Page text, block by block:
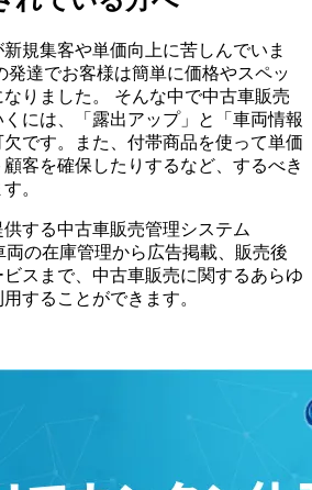
規集客や単価向上に苦しんでいま
発達でお客様は簡単に価格やスペッ
りました。 そんな中で中古車販売
には、「露出アップ」と「車両情報
です。また、付帯商品を使って単価
客を確保したりするなど、するべき
。
する中古車販売管理システム
両の在庫管理から広告掲載、販売後
スまで、中古車販売に関するあらゆ
することができます。